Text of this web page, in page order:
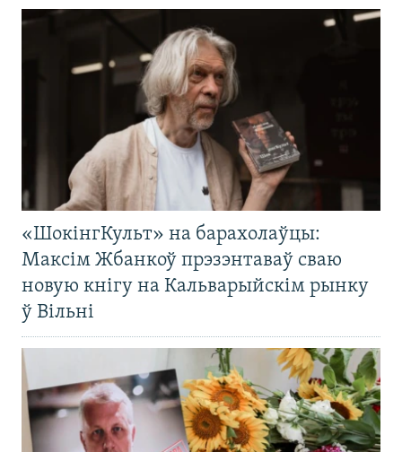
«ШокінгКульт» на барахолаўцы:
Максім Жбанкоў прэзэнтаваў сваю
новую кнігу на Кальварыйскім рынку
ў Вільні